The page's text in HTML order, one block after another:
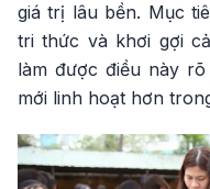
giá trị lâu bền. Mục
tri thức và khơi gợi
làm được điều này
mới linh hoạt hơn